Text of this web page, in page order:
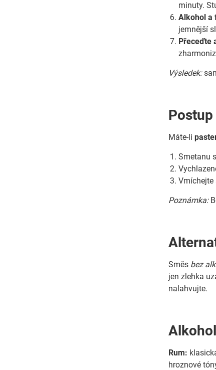
minuty.
Alkohol a
jemnější
Přeceďte
Výsledek:
Máte-li
Smetanu
Vmíchejte
Poznámka:
Směs bez
jen zlehka
nalahvujte.
Rum:
hroznové